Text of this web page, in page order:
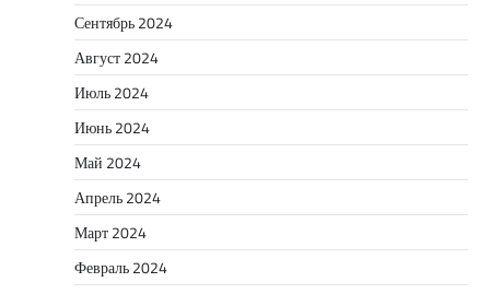
Сентябрь 2024
Август 2024
Июль 2024
Июнь 2024
Май 2024
Апрель 2024
Март 2024
Февраль 2024